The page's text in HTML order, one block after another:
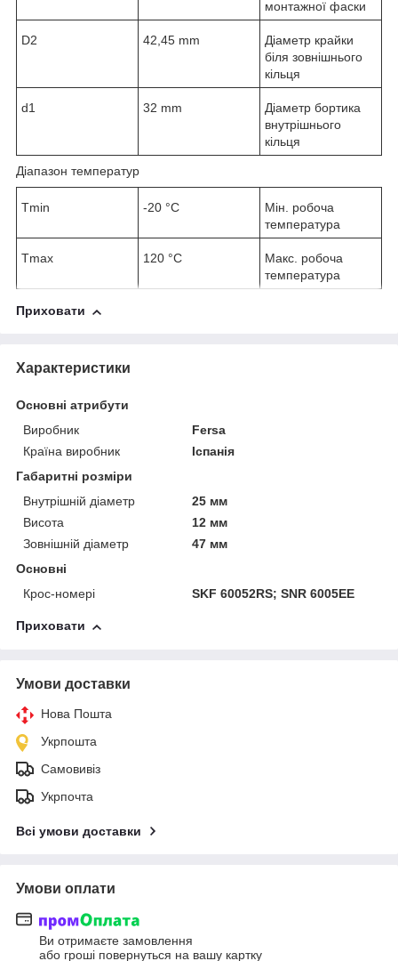
монтажної фаски
D2 42,45 mm
Діаметр крайки
біля зовнішнього
кільця
d1 32 mm
Діаметр бортика
внутрішнього
кільця
Діапазон температур
Tmin -20 °C
Мін. робоча
температура
Tmax 120 °C
Макс. робоча
температура
Приховати
Характеристики
Основні атрибути
Виробник
Fersa
Країна виробник
Іспанія
Габаритні розміри
Внутрішній діаметр
25 мм
Висота
12 мм
Зовнішній діаметр
47 мм
Основні
Крос-номері
SKF 60052RS; SNR 6005EE
Приховати
Умови доставки
Нова Пошта
Укрпошта
Самовивіз
Укрпочта
Всі умови доставки
Умови оплати
Ви отримаєте замовлення
або гроші повернуться на вашу картку